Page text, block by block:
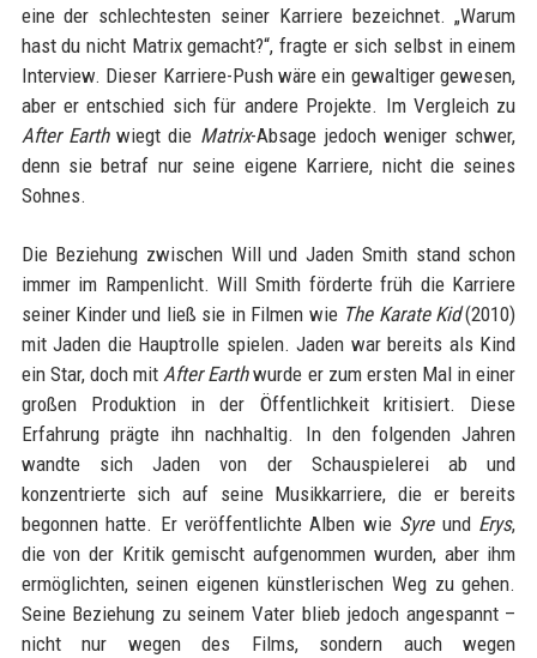
eine der schlechtesten seiner Karriere bezeichnet. „Warum
hast du nicht Matrix gemacht?“, fragte er sich selbst in einem
Interview. Dieser Karriere-Push wäre ein gewaltiger gewesen,
aber er entschied sich für andere Projekte. Im Vergleich zu
After Earthwiegt die Matrix-Absage jedoch weniger schwer,
denn sie betraf nur seine eigene Karriere, nicht die seines
Sohnes.
Die Beziehung zwischen Will und Jaden Smith stand schon
immer im Rampenlicht. Will Smith förderte früh die Karriere
seiner Kinder und ließ sie in Filmen wie The Karate Kid(2010)
mit Jaden die Hauptrolle spielen. Jaden war bereits als Kind
ein Star, doch mitAfter Earthwurde er zum ersten Mal in einer
großen Produktion in der Öffentlichkeit kritisiert. Diese
Erfahrung prägte ihn nachhaltig. In den folgenden Jahren
wandte sich Jaden von der Schauspielerei ab und
konzentrierte sich auf seine Musikkarriere, die er bereits
begonnen hatte. Er veröffentlichte Alben wie Syreund Erys,
die von der Kritik gemischt aufgenommen wurden, aber ihm
ermöglichten, seinen eigenen künstlerischen Weg zu gehen.
Seine Beziehung zu seinem Vater blieb jedoch angespannt –
nicht nur wegen des Films, sondern auch wegen